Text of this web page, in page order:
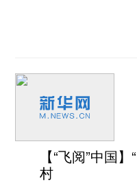
【“飞阅”中国
村